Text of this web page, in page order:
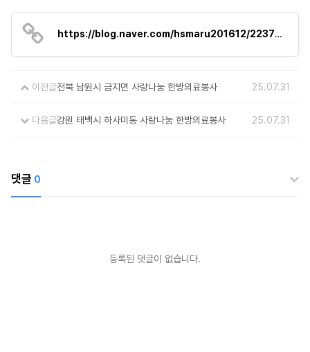
https://blog.naver.com/hsmaru201612/223755
이전글전북 남원시 금지면 사랑나눔 한방의료봉사 25.07.31
다음글강원 태백시 하사미동 사랑나눔 한방의료봉사 25.07.31
댓글 0
등록된 댓글이 없습니다.